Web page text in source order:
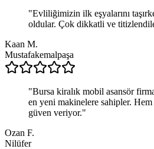
"Evliliğimizin ilk eşyalarını
oldular. Çok dikkatli ve
Kaan M.
Mustafakemalpaşa
"Bursa kiralık mobil asansör
en yeni makinelere sahipler.
güven veriyor."
Ozan F.
Nilüfer